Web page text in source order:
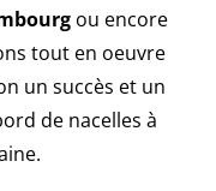
ou encore
tout en oeuvre
un succès et un
de nacelles à